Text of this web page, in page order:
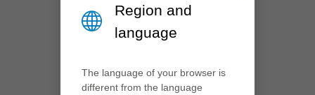
Region and
language
The language of your browser is
different from the language